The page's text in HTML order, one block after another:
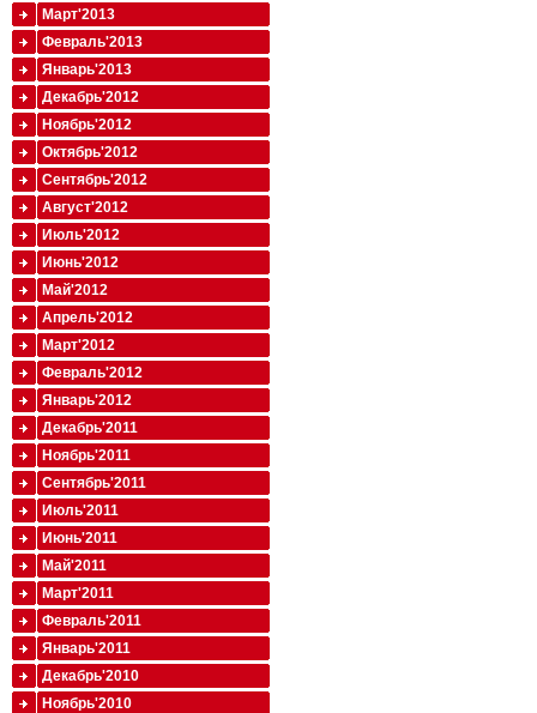
Март'2013
Февраль'2013
Январь'2013
Декабрь'2012
Ноябрь'2012
Октябрь'2012
Сентябрь'2012
Август'2012
Июль'2012
Июнь'2012
Май'2012
Апрель'2012
Март'2012
Февраль'2012
Январь'2012
Декабрь'2011
Ноябрь'2011
Сентябрь'2011
Июль'2011
Июнь'2011
Май'2011
Март'2011
Февраль'2011
Январь'2011
Декабрь'2010
Ноябрь'2010